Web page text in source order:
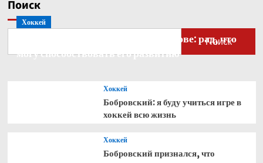
Поиск
Поиск
Хоккей
Бобровский — о голкипере Ахтямове: рад, что
могу способствовать его развитию
Хоккей
Бобровский: я буду учиться игре в
хоккей всю жизнь
Хоккей
Бобровский признался, что